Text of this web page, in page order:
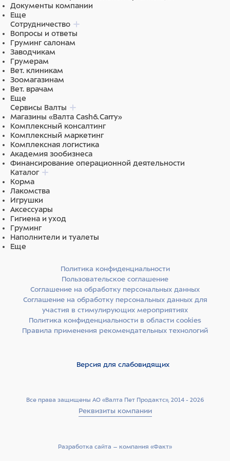
важную роль в поддержании здоровья сердечно-
сосудистой системы, обладают
противовоспалительными свойствами. Глюкозамин и
хондроитин способствуют здоровью суставов,
восстанавливают хрящевую ткань.
Бурые водоросли ASCOPHYLLUM NODOSUM
уменьшают зубной налет, неприятный запах,
кровоточивость десен, сокращают образование
зубного камня. Получается, что во время еды
питомец одновременно чистит зубы: Ascophyllum
nodosum размягчает зубной налет, а при жевании
сухих гранул этот налет механически удаляется.
0% искусственных красителей, ароматизаторов,
консервантов.
0% ГМО.
0% химической обработки сырья.
Основные источники белка в корме — свежее мясо
ягненка и перепелки. Это редко встречающиеся
ингредиенты, поэтому они подходят животным,
склонным к возникновению аллергических реакций.
Ягненок и перепелка — отличные источники
легко усваиваются, помогают поддерживать
оптимальный вес питомца, стабилизируют обмен
веществ.
Источники углеводов — спельта, бурый рис, ячмень, овес
и просо. Специально подобраны злаки с разным
постепенно, а значит, чувство голода не наступает
гороха и люцерновая мука. Свекольная пульпа
способствует здоровью слизистой кишечника, гороховая
Документы компании
Еще
Сотрудничество
Вопросы и ответы
Груминг салонам
Заводчикам
Грумерам
Вет. клиникам
Зоомагазинам
Вет. врачам
Еще
Сервисы Валты
Магазины «Валта Cash&Carry»
Комплексный консалтинг
Комплексный маркетинг
Комплексная логистика
Академия зообизнеса
Финансирование операционной деятельности
Каталог
Корма
Лакомства
Игрушки
Аксессуары
Гигиена и уход
Груминг
Наполнители и туалеты
Еще
Все права защищены АО «Валта Пет Продактс», 2014 - 2026
Реквизиты компании
Политика конфиденциальности
Пользовательское соглашение
Соглашение на обработку персональных данных
Соглашение на обработку персональных данных для
участия в стимулирующих мероприятиях
Политика конфиденциальности в области cookies
Правила применения рекомендательных технологий
Версия для слабовидящих
Разработка сайта –­ компания «Факт»